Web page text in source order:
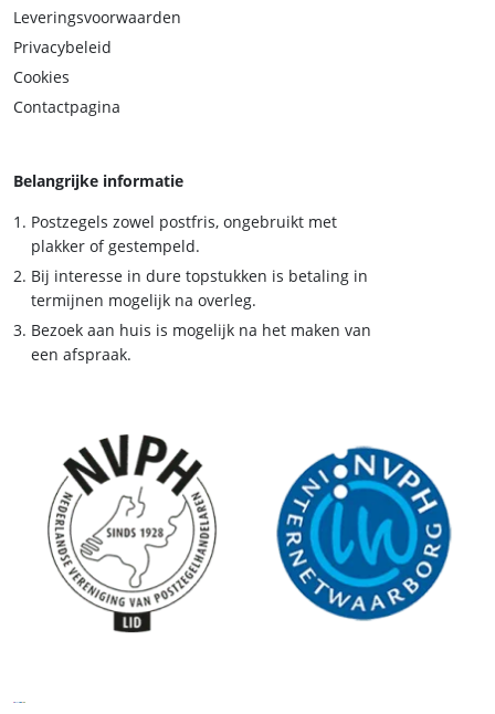
Leveringsvoorwaarden
Privacybeleid
Cookies
Contactpagina
Belangrijke informatie
Postzegels zowel postfris, ongebruikt met
plakker of gestempeld.
Bij interesse in dure topstukken is betaling in
termijnen mogelijk na overleg.
Bezoek aan huis is mogelijk na het maken van
een afspraak.